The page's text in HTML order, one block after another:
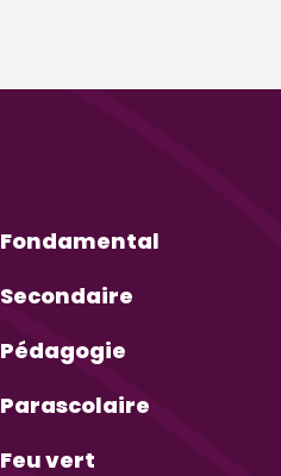
Fondamental
Secondaire
Pédagogie
Parascolaire
Feu vert